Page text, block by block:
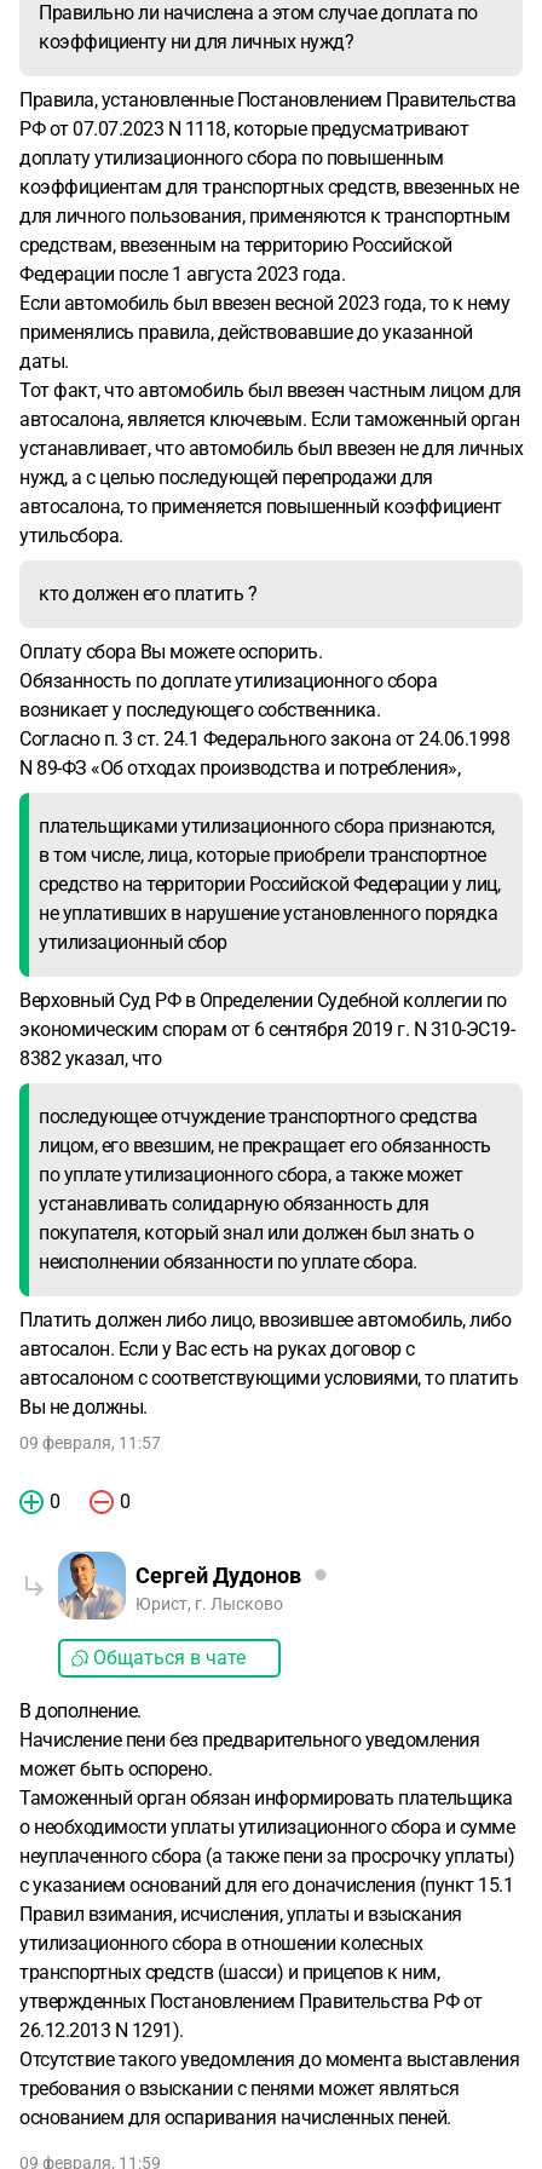
утильсбор был оплачен полностью. И ввел меня в
заблуждение. Автосалон предложил поделить сумму
письмо из таможни мне направили только 22.01.2026 с
пениями задним числом за три года почти, законно ли
начислять пении, если они меня не уведомляли?
Правильно ли начислена а этом случае доплата по
коэффициенту ни для личных нужд?
Правила, установленные Постановлением Правительства
РФ от 07.07.2023 N 1118, которые предусматривают
доплату утилизационного сбора по повышенным
коэффициентам для транспортных средств, ввезенных не
для личного пользования, применяются к транспортным
средствам, ввезенным на территорию Российской
Федерации после 1 августа 2023 года.
Если автомобиль был ввезен весной 2023 года, то к нему
применялись правила, действовавшие до указанной
даты.
Тот факт, что автомобиль был ввезен частным лицом для
автосалона, является ключевым. Если таможенный орган
устанавливает, что автомобиль был ввезен не для личных
нужд, а с целью последующей перепродажи для
автосалона, то применяется повышенный коэффициент
утильсбора.
кто должен его платить ?
Оплату сбора Вы можете оспорить.
Обязанность по доплате утилизационного сбора
возникает у последующего собственника.
Согласно п. 3 ст. 24.1 Федерального закона от 24.06.1998
N 89-ФЗ «Об отходах производства и потребления»,
плательщиками утилизационного сбора признаются,
в том числе, лица, которые приобрели транспортное
средство на территории Российской Федерации у лиц,
не уплативших в нарушение установленного порядка
утилизационный сбор
Верховный Суд РФ в Определении Судебной коллегии по
экономическим спорам от 6 сентября 2019 г. N 310-ЭС19-
8382 указал, что
последующее отчуждение транспортного средства
лицом, его ввезшим, не прекращает его обязанность
по уплате утилизационного сбора, а также может
устанавливать солидарную обязанность для
покупателя, который знал или должен был знать о
неисполнении обязанности по уплате сбора.
Платить должен либо лицо, ввозившее автомобиль, либо
автосалон. Если у Вас есть на руках договор с
автосалоном с соответствующими условиями, то платить
Вы не должны.
09 февраля, 11:57
0 0
Сергей Дудонов
Юрист, г. Лысково
Общаться в чате
В дополнение.
Начисление пени без предварительного уведомления
может быть оспорено.
Таможенный орган обязан информировать плательщика
о необходимости уплаты утилизационного сбора и сумме
неуплаченного сбора (а также пени за просрочку уплаты)
с указанием оснований для его доначисления (пункт 15.1
Правил взимания, исчисления, уплаты и взыскания
утилизационного сбора в отношении колесных
транспортных средств (шасси) и прицепов к ним,
утвержденных Постановлением Правительства РФ от
26.12.2013 N 1291).
Отсутствие такого уведомления до момента выставления
требования о взыскании с пенями может являться
основанием для оспаривания начисленных пеней.
09 февраля, 11:59